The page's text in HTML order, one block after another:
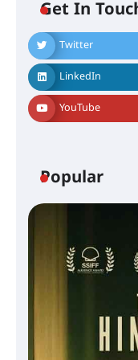
Get In
Twitter
LinkedIn
YouTube
Popular